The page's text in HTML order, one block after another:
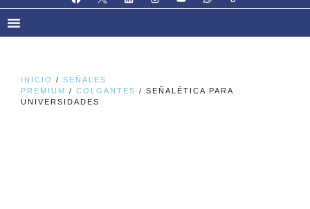
INICIO / SEÑALES
PREMIUM / COLGANTES / SEÑALÉTICA PARA
UNIVERSIDADES